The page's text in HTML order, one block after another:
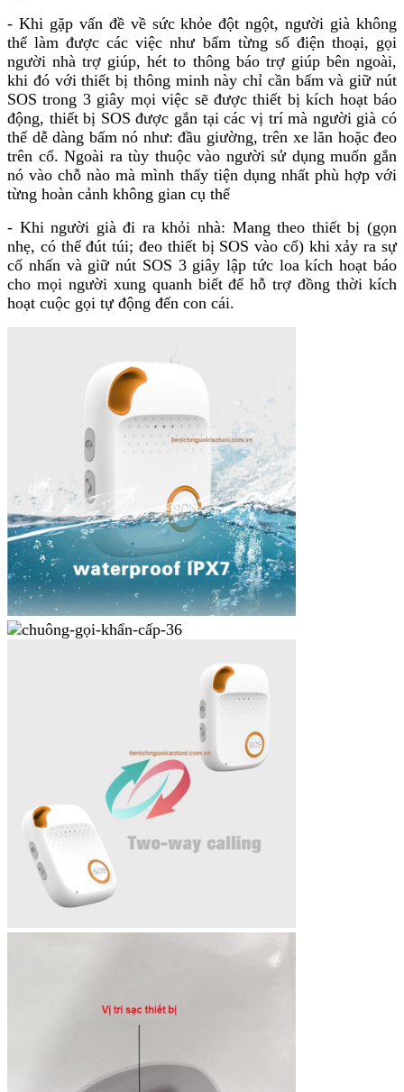
- Khi gặp vấn đề về sức khỏe đột ngột, người già không
thể làm được các việc như bấm từng số điện thoại, gọi
người nhà trợ giúp, hét to thông báo trợ giúp bên ngoài,
khi đó với thiết bị thông minh này chỉ cần bấm và giữ nút
SOS trong 3 giây mọi việc sẽ được thiết bị kích hoạt báo
động, thiết bị SOS được gắn tại các vị trí mà người già có
thể dễ dàng bấm nó như: đầu giường, trên xe lăn hoặc đeo
trên cổ. Ngoài ra tùy thuộc vào người sử dụng muốn gắn
nó vào chỗ nào mà mình thấy tiện dụng nhất phù hợp với
từng hoàn cảnh không gian cụ thể
- Khi người già đi ra khỏi nhà: Mang theo thiết bị (gọn
nhẹ, có thể đút túi; đeo thiết bị SOS vào cổ) khi xảy ra sự
cố nhấn và giữ nút SOS 3 giây lập tức loa kích hoạt báo
cho mọi người xung quanh biết để hỗ trợ đồng thời kích
hoạt cuộc gọi tự động đến con cái.